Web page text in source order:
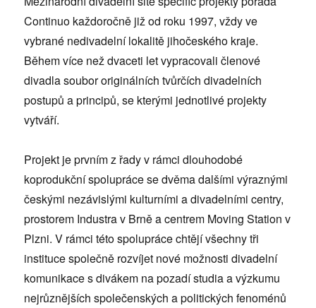
Continuo každoročně již od roku 1997, vždy ve
vybrané nedivadelní lokalitě jihočeského kraje.
Během více než dvaceti let vypracovali členové
divadla soubor originálních tvůrčích divadelních
postupů a principů, se kterými jednotlivé projekty
vytváří.
Projekt je prvním z řady v rámci dlouhodobé
koprodukční spolupráce se dvěma dalšími výraznými
českými nezávislými kulturními a divadelními centry,
prostorem Industra v Brně a centrem Moving Station v
Plzni. V rámci této spolupráce chtějí všechny tři
instituce společně rozvíjet nové možnosti divadelní
komunikace s divákem na pozadí studia a výzkumu
nejrůznějších společenských a politických fenoménů